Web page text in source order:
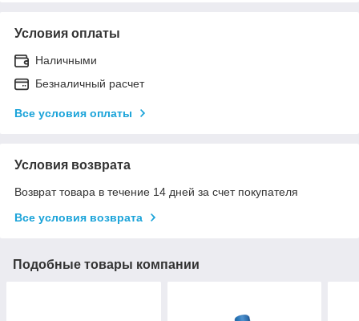
Условия оплаты
Наличными
Безналичный расчет
Все условия оплаты
Условия возврата
Возврат товара в течение 14 дней за счет покупателя
Все условия возврата
Подобные товары компании